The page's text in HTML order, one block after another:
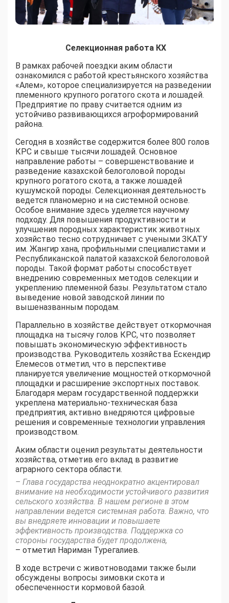
Селекционная работа КХ
В рамках рабочей поездки аким области
ознакомился с работой крестьянского хозяйства
«Алем», которое специализируется на разведении
племенного крупного рогатого скота и лошадей.
Предприятие по праву считается одним из
устойчиво развивающихся агроформирований
района.
Сегодня в хозяйстве содержится более 800 голов
КРС и свыше тысячи лошадей. Основное
направление работы – совершенствование и
разведение казахской белоголовой породы
крупного рогатого скота, а также лошадей
кушумской породы. Селекционная деятельность
ведется планомерно и на системной основе.
Особое внимание здесь уделяется научному
подходу. Для повышения продуктивности и
улучшения породных характеристик животных
хозяйство тесно сотрудничает с учеными ЗКАТУ
им. Жангир хана, профильными специалистами и
Республиканской палатой казахской белоголовой
породы. Такой формат работы способствует
внедрению современных методов селекции и
укреплению племенной базы. Результатом стало
выведение новой заводской линии по
вышеназванным породам.
Параллельно в хозяйстве действует откормочная
площадка на тысячу голов КРС, что позволяет
повышать экономическую эффективность
производства. Руководитель хозяйства Ескендир
Елемесов отметил, что в перспективе
планируется увеличение мощностей откормочной
площадки и расширение экспортных поставок.
Благодаря мерам государственной поддержки
укреплена материально-техническая база
предприятия, активно внедряются цифровые
решения и современные технологии управления
производством.
Аким области оценил результаты деятельности
хозяйства, отметив его вклад в развитие
аграрного сектора области.
– Глава государства неоднократно акцентировал
внимание на необходимости устойчивого развития
сельского хозяйства. В нашем регионе в этом
направлении ведется системная работа. Важно, что
вы внедряете инновации и повышаете
эффективность производства. Поддержка со
стороны государства будет продолжена,
– отметил Нариман Турегалиев.
В ходе встречи с животноводами также были
обсуждены вопросы зимовки скота и
обеспеченности кормовой базой.